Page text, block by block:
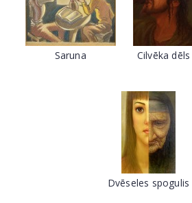
Saruna Cilvēka dēls
Dvēseles spogulis